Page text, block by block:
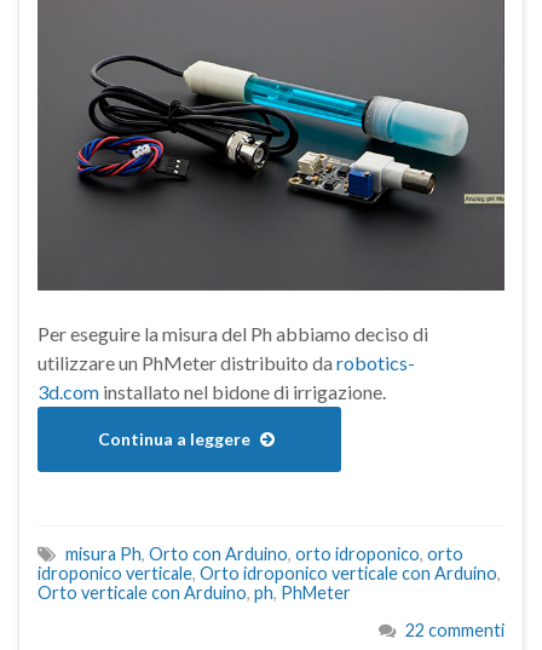
Per eseguire la misura del Ph abbiamo deciso di
utilizzare un PhMeter distribuito da robotics-
3d.com installato nel bidone di irrigazione.
Continua a leggere
misura Ph, Orto con Arduino, orto idroponico, orto
idroponico verticale, Orto idroponico verticale con Arduino,
Orto verticale con Arduino, ph, PhMeter
22 commenti